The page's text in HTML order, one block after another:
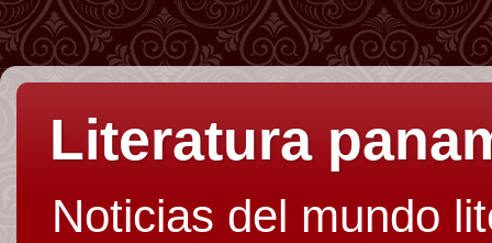
Literatura
Noticias del mundo